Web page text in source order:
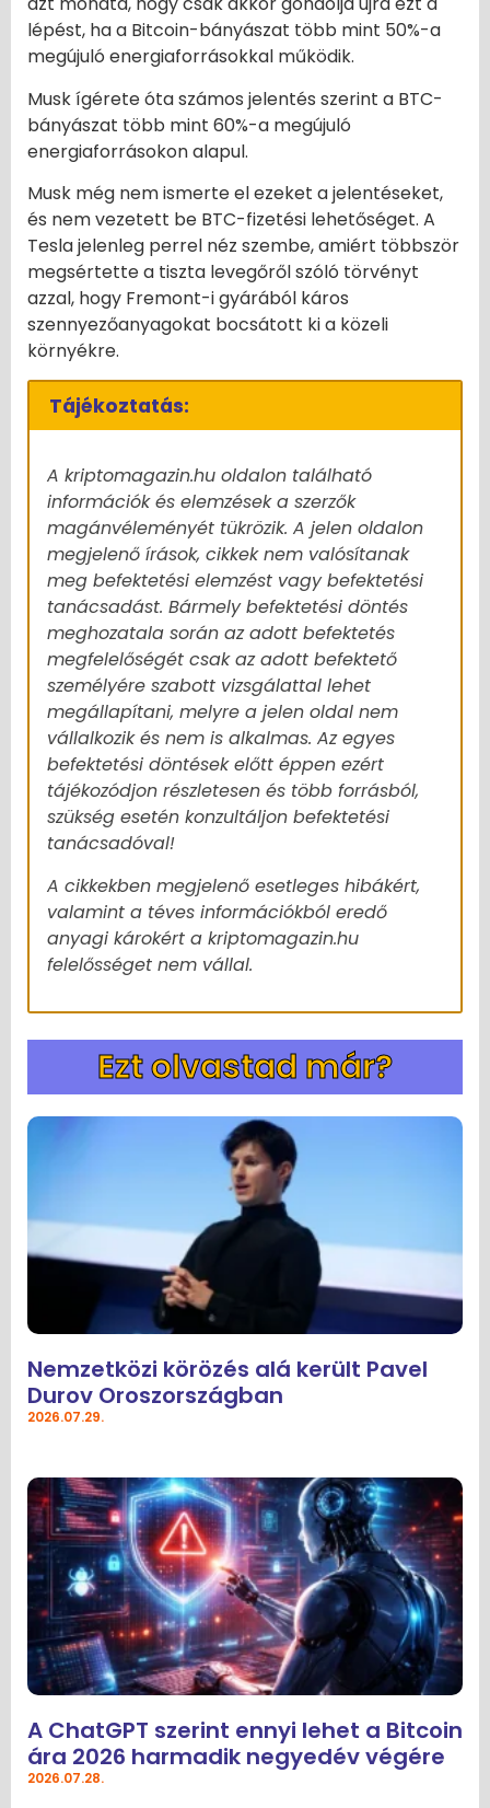
lépést, ha a Bitcoin-bányászat több mint 50%-a
megújuló energiaforrásokkal működik.
Musk ígérete óta számos jelentés szerint a BTC-
bányászat több mint 60%-a megújuló
energiaforrásokon alapul.
Musk még nem ismerte el ezeket a jelentéseket,
és nem vezetett be BTC-fizetési lehetőséget. A
Tesla jelenleg perrel néz szembe, amiért többször
megsértette a tiszta levegőről szóló törvényt
azzal, hogy Fremont-i gyárából káros
szennyezőanyagokat bocsátott ki a közeli
környékre.
Tájékoztatás:
A kriptomagazin.hu oldalon található
információk és elemzések a szerzők
magánvéleményét tükrözik. A jelen oldalon
megjelenő írások, cikkek nem valósítanak
meg befektetési elemzést vagy befektetési
tanácsadást. Bármely befektetési döntés
meghozatala során az adott befektetés
megfelelőségét csak az adott befektető
személyére szabott vizsgálattal lehet
megállapítani, melyre a jelen oldal nem
vállalkozik és nem is alkalmas. Az egyes
befektetési döntések előtt éppen ezért
tájékozódjon részletesen és több forrásból,
szükség esetén konzultáljon befektetési
tanácsadóval!
A cikkekben megjelenő esetleges hibákért,
valamint a téves információkból eredő
anyagi károkért a kriptomagazin.hu
felelősséget nem vállal.
Ezt olvastad már?
Nemzetközi körözés alá került Pavel
Durov Oroszországban
2026.07.29.
A ChatGPT szerint ennyi lehet a Bitcoin
ára 2026 harmadik negyedév végére
2026.07.28.